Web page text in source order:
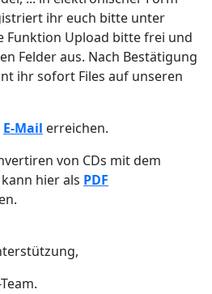
ihr euch bitte unter
Funktion Upload bitte frei und
Felder aus. Nach Bestätigung
ihr sofort Files auf unseren
E-Mail erreichen.
von CDs mit dem
hier als PDF